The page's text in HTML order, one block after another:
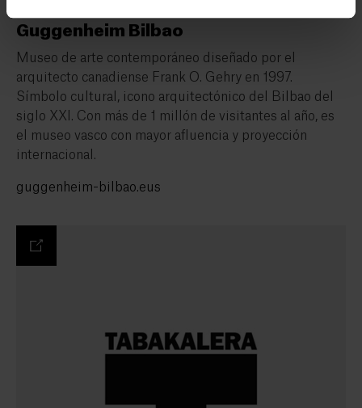
Guggenheim Bilbao
Museo de arte contemporáneo diseñado por el
arquitecto canadiense Frank O. Gehry en 1997.
Símbolo cultural, icono arquitectónico del Bilbao del
siglo XXI. Con más de 1 millón de visitantes al año, es
el museo vasco con mayor afluencia y proyección
internacional.
guggenheim-bilbao.eus